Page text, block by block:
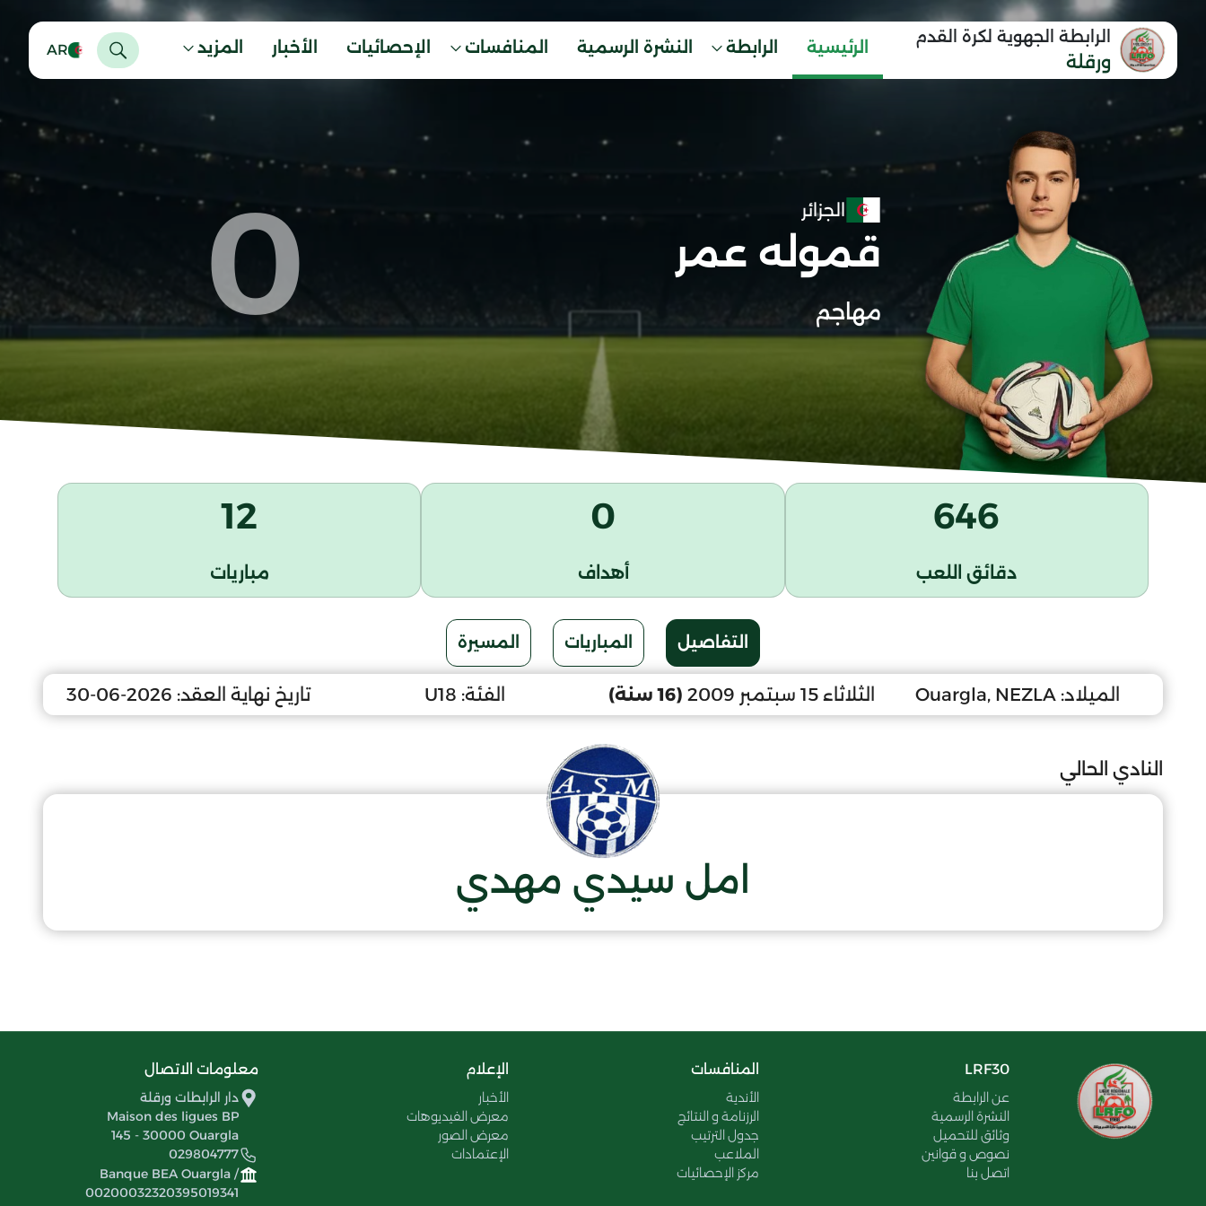
الرابطة الجهوية لكرة القدم
ورقلة
الرئيسية الرابطة النشرة الرسمية المنافسات الإحصائيات الأخبار المزيد AR
الجزائر
قموله عمر
مهاجم 0
646
دقائق اللعب
0
أهداف
12
مباريات
التفاصيل المباريات المسيرة
الميلاد: Ouargla, NEZLA الثلاثاء 15 سبتمبر 2009 (16 سنة) الفئة: U18 تاريخ نهاية العقد: 2026-06-30
النادي الحالي
امل سيدي مهدي
LRF30
عن الرابطة
النشرة الرسمية
وثائق للتحميل
نصوص و قوانين
اتصل بنا
المنافسات
الأندية
الرزنامة و النتائج
جدول الترتيب
الملاعب
مركز الإحصائيات
الإعلام
الأخبار
معرض الفيديوهات
معرض الصور
الإعتمادات
معلومات الاتصال
دار الرابطات ورقلة
Maison des ligues BP
145 - 30000 Ouargla
029804777
Banque BEA Ouargla /
00200032320395019341